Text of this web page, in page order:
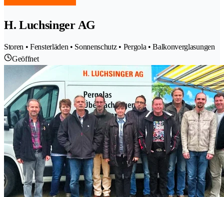
H. Luchsinger AG
Storen • Fensterläden • Sonnenschutz • Pergola • Balkonverglasungen
Geöffnet